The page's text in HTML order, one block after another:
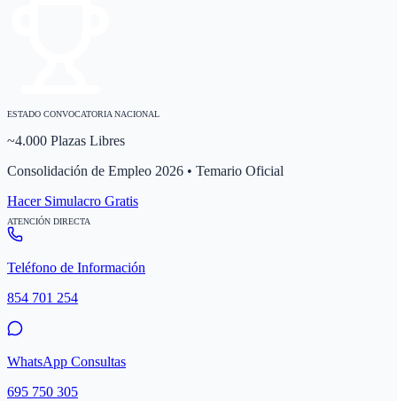
ESTADO CONVOCATORIA NACIONAL
~4.000 Plazas Libres
Consolidación de Empleo 2026 • Temario Oficial
Hacer Simulacro Gratis
ATENCIÓN DIRECTA
Teléfono de Información
854 701 254
WhatsApp Consultas
695 750 305